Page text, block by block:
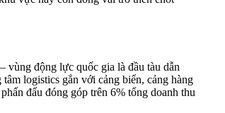
vùng động lực quốc gia là đầu tàu dẫn
logistics gắn với cảng biển, cảng hàng
đấu đóng góp trên 6% tổng doanh thu